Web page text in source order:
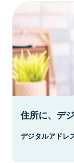
住所に、デ
デジタルアドレ